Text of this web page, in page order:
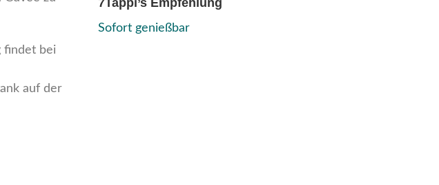
findet bei
auf der
7Tappi’s Empfehlung
Sofort genießbar